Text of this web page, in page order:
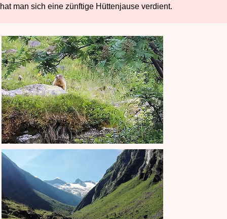
hat man sich eine zünftige Hüttenjause verdient.